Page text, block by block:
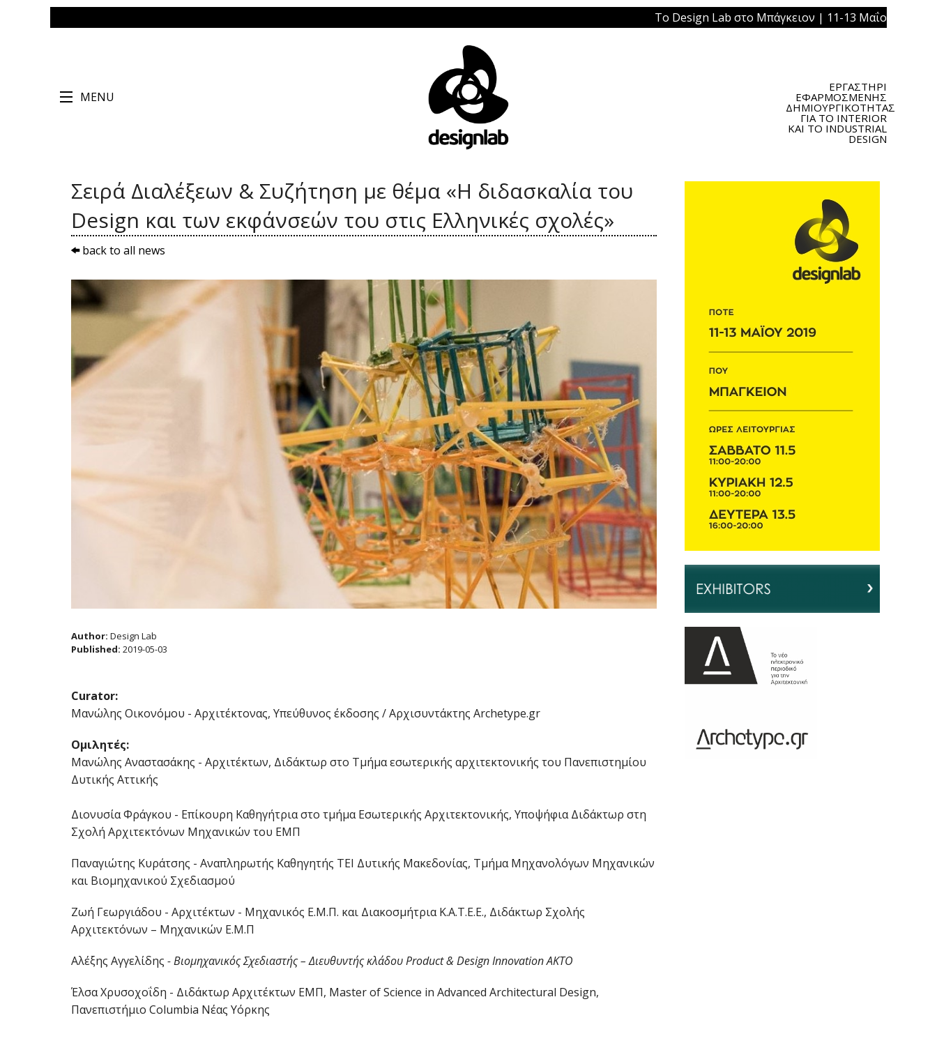
Το Design Lab στο Μπάγκειον | 11-13 Μαΐου 2019 | Πλατεία
MENU
ΕΡΓΑΣΤΗΡΙ
ΕΦΑΡΜΟΣΜΕΝΗΣ
ΔΗΜΙΟΥΡΓΙΚΟΤΗΤΑΣ
ΓΙΑ ΤΟ INTERIOR
ΚΑΙ ΤΟ INDUSTRIAL
DESIGN
Σειρά Διαλέξεων & Συζήτηση με θέμα «Η διδασκαλία του
Design και των εκφάνσεών του στις Ελληνικές σχολές»
back to all news
Author: Design Lab
Published: 2019-05-03
Curator:
Μανώλης Οικονόμου - Αρχιτέκτονας, Υπεύθυνος έκδοσης / Αρχισυντάκτης Archetype.gr
Ομιλητές:
Μανώλης Αναστασάκης - Αρχιτέκτων, Διδάκτωρ στο Τμήμα εσωτερικής αρχιτεκτονικής του Πανεπιστημίου
Δυτικής Αττικής
Διονυσία Φράγκου - Επίκουρη Καθηγήτρια στο τμήμα Εσωτερικής Αρχιτεκτονικής, Υποψήφια Διδάκτωρ στη
Σχολή Αρχιτεκτόνων Μηχανικών του ΕΜΠ
Παναγιώτης Κυράτσης - Αναπληρωτής Καθηγητής ΤΕΙ Δυτικής Μακεδονίας, Τμήμα Μηχανολόγων Μηχανικών
και Βιομηχανικού Σχεδιασμού
Ζωή Γεωργιάδου - Αρχιτέκτων - Μηχανικός Ε.Μ.Π. και Διακοσμήτρια Κ.Α.Τ.Ε.Ε., Διδάκτωρ Σχολής
Αρχιτεκτόνων – Μηχανικών Ε.Μ.Π
Αλέξης Αγγελίδης -Βιομηχανικός Σχεδιαστής – Διευθυντής κλάδου Product & Design Innovation AKTO
Έλσα Χρυσοχοΐδη - Διδάκτωρ Αρχιτέκτων ΕΜΠ, Master of Science in Advanced Architectural Design,
Πανεπιστήμιο Columbia Νέας Υόρκης